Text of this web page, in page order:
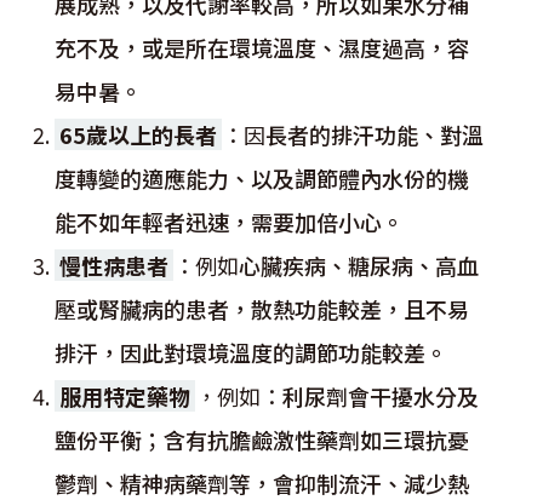
充不及，或是所在環境溫度、濕度過高，容
易中暑。
65歲以上的長者 ：因長者的排汗功能、對溫
度轉變的適應能力、以及調節體內水份的機
能不如年輕者迅速，需要加倍小心。
慢性病患者 ：例如心臟疾病、糖尿病、高血
壓或腎臟病的患者，散熱功能較差，且不易
排汗，因此對環境溫度的調節功能較差。
服用特定藥物 ，例如： 利尿劑會干擾水分及
鹽份平衡；含有抗膽鹼激性藥劑如三環抗憂
鬱劑、精神病藥劑等，會抑制流汗、減少熱